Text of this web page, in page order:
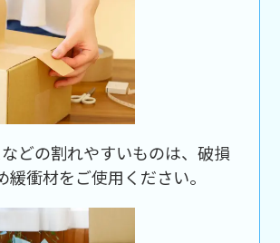
どの割れやすいものは、破損
緩衝材をご使用ください。